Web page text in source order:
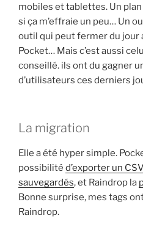
mobiles et tablettes. Un
si ça m’effraie un peu… Un
outil qui peut fermer du jour
Pocket… Mais c’est aussi
conseillé. ils ont du gagner
d’utilisateurs ces derniers
La migration
Elle a été hyper simple.
possibilité d’exporter un
sauvegardés, et Raindrop la
Bonne surprise, mes tags
Raindrop.